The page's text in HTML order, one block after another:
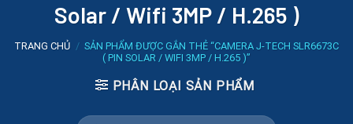
Solar / Wifi 3MP / H.265 )
TRANG CHỦ / SẢN PHẨM ĐƯỢC GẮN THẺ “CAMERA J-TECH SLR6673C
( PIN SOLAR / WIFI 3MP / H.265 )”
PHÂN LOẠI SẢN PHẨM